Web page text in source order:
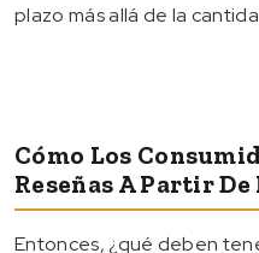
plazo más allá de la
Cómo Los
Reseñas A Partir De
Entonces, ¿qué deben